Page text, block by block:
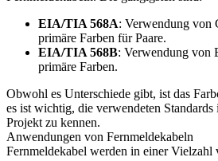
EIA/TIA 568A: Verwendung von
primäre Farben für Paare.
EIA/TIA 568B: Verwendung von
primäre Farben.
Obwohl es Unterschiede gibt, ist das
es ist wichtig, die verwendeten Standards
Projekt zu kennen.
Anwendungen von Fernmeldekabeln
Fernmeldekabel werden in einer Vielzahl